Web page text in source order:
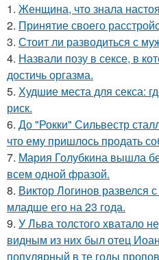
1. Женщина, что знала
2. Принятие своего
3. Стоит ли разводиться с
4. Назвали позу в сексе, в
достичь оргазма.
5. Худшие места для секса:
риск.
6. До "Рокки" Сильвестр
что ему пришлось продать
7. Мария Голубкина вышла
всем одной фразой.
8. Виктор Логинов развелся
младше его на 23 года.
9. У Льва толстого хватало
видным из них был отец
популярный в те годы